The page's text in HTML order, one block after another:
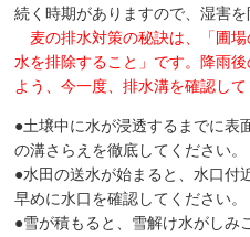
続く時期がありますので、湿害を
麦の排水対策の秘訣は、「圃
水を排除すること」です。降雨
よう、今一度、排水溝を確認して
●土壌中に水が浸透するまでに表
の溝さらえを徹底してください。
●水田の送水が始まると、水口付
早めに水口を確認してください。
●雪が積もると、雪解け水がしみ